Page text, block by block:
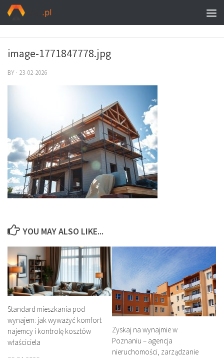
image-1771847778.jpg
BY · 23-02-2026
YOU MAY ALSO LIKE...
Standard mieszkania pod
wynajem: jak wyważyć komfort
najemcy i kontrolę kosztów
właściciela
Zyskaj na wynajmie w
Poznaniu – agencja
nieruchomości, zarządzanie